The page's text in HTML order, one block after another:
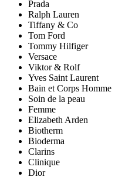
Prada
Ralph Lauren
Tiffany & Co
Tom Ford
Tommy Hilfiger
Versace
Viktor & Rolf
Yves Saint Laurent
Bain et Corps Homme
Soin de la peau
Femme
Elizabeth Arden
Biotherm
Bioderma
Clarins
Clinique
Dior